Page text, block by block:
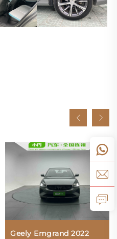
Geely Emgrand 2022